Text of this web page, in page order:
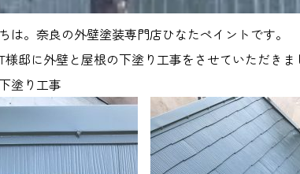
は。奈良の外壁塗装専門店ひなたペイントです。
様邸に外壁と屋根の下塗り工事をさせていただきま
塗り工事